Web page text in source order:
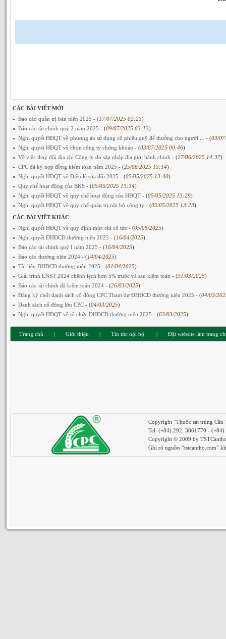
CÁC BÀI VIẾT MỚI
Báo cáo quản trị bán niên 2025 - (17/07/2025 02:23)
Báo cáo tài chính quý 2 năm 2025 - (09/07/2025 03:13)
Nghị quyết HĐQT về phương án sử dụng cổ phiếu quỹ để thưởng cho người ... - (03/
Nghị quyét HĐQT về chọn công ty chứng khoán - (03/07/2025 00:46)
Về việc thay đổi địa chỉ Công ty do sáp nhập địa giới hành chính - (27/06/2025 14:37)
CPC đã ký hợp đồng kiểm tóan năm 2025 - (25/06/2025 13:14)
Nghị quyết HĐQT về Điều lệ sửa đổi 2025 - (05/05/2025 13:40)
Quy chế hoạt động của BKS - (05/05/2025 13:34)
Nghị quyết HĐQT về quy chế hoạt động của HĐQT - (05/05/2025 13:29)
Nghị quyết HĐQT về quy chế quản trị nội bộ công ty - (05/05/2025 13:23)
CÁC BÀI VIẾT KHÁC
Nghị quyết HĐQT về quy định mức chi cổ tức - (05/05/2025)
Nghị quyết ĐHĐCĐ thường niên 2025 - (16/04/2025)
Báo cáo tài chính quý I năm 2025 - (16/04/2025)
Báo cáo thường niên 2024 - (14/04/2025)
Tài liệu ĐHĐCĐ thường niên 2025 - (01/04/2025)
Giải trình LNST 2024 chênh lệch hơn 5% trước và sau kiểm toán - (31/03/2025)
Báo cáo tài chính đã kiểm toán 2024 - (26/03/2025)
Đăng ký chốt danh sách cổ đông CPC Tham dự ĐHĐCĐ thường niên 2025 - (04/03/
Danh sách cổ đông lớn CPC - (04/03/2025)
Nghị quyết HĐQT về tổ chức ĐHĐCĐ thường niên 2025 - (03/03/2025)
Trang chủ | Giới thiệu | Tin tức nội bộ | Đặt website làm trang
Copyright “Thuốc sát trùng
Tel: (+84) 292. 3861770 -
Copyright © 2009 by
Ghi rõ nguồn “tstcantho.com”